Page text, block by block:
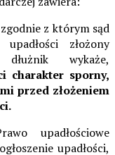
z którym sąd
złożony
wykaże,
charakter sporny,
przed złożeniem
upadłościowe
upadłości,